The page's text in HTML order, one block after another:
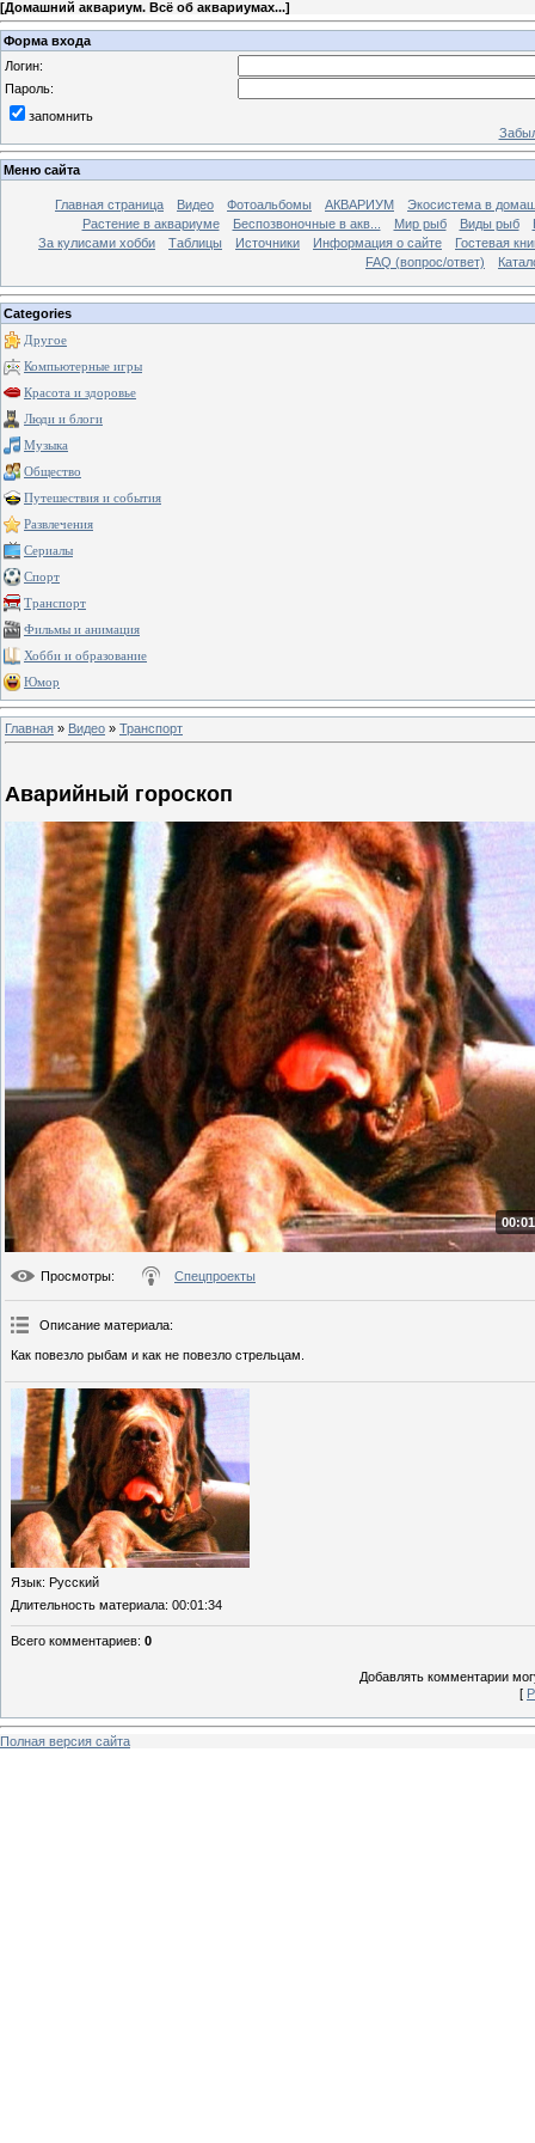
[Домашний аквариум. Всё об аквариумах...]
Форма входа
Логин:
Пароль:
запомнить
Меню сайта
Главная страница Видео Фотоальбомы АКВАРИУМ
Экосистема в
Растение в аквариуме
Беспозвоночные в акв... Мир рыб Виды рыб
За кулисами хобби
Таблицы Источники Информация о сайте
Гостевая
FAQ (вопрос/ответ)
Categories
Другое
Компьютерные игры
Красота и здоровье
Люди и блоги
Музыка
Общество
Путешествия и события
Развлечения
Сериалы
Спорт
Транспорт
Фильмы и анимация
Хобби и образование
Юмор
Главная » Видео » Транспорт
Аварийный гороскоп
Просмотры: Спецпроекты
Описание материала:
Как повезло рыбам и как не повезло стрельцам.
Язык: Русский
Длительность материала: 00:01:34
Всего комментариев: 0
Добавлять комментарии
[
Полная версия сайта